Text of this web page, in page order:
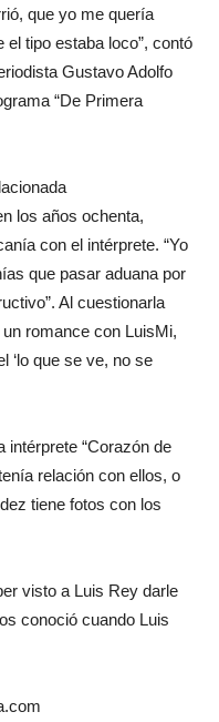
que yo me quería
el tipo estaba loco”, contó
Gustavo Adolfo
“De Primera
los años ochenta,
con el intérprete. “Yo
que pasar aduana por
Al cuestionarla
romance con LuisMi,
‘lo que se ve, no se
intérprete “Corazón de
relación con ellos, o
tiene fotos con los
visto a Luis Rey darle
conoció cuando Luis